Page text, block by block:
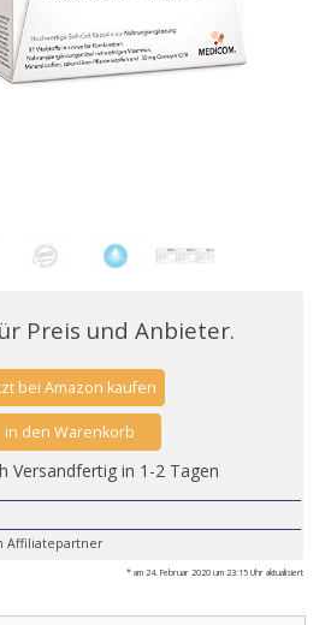
Preis und Anbieter.
bei Amazon kaufen
in den Warenkorb
Versandfertig in 1-2 Tagen
Affiliatepartner
* am 24. Februar 2020 um 23:15 Uhr aktualisiert